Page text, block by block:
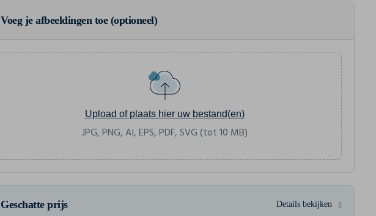
Voeg je afbeeldingen toe (optioneel)
Upload of plaats hier uw bestand(en)
JPG, PNG, AI, EPS, PDF, SVG (tot 10 MB)
Geschatte prijs Details bekijken